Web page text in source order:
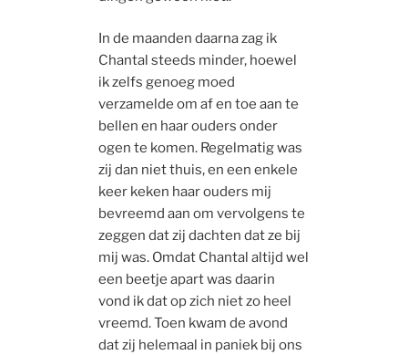
In de maanden daarna zag ik
Chantal steeds minder, hoewel
ik zelfs genoeg moed
verzamelde om af en toe aan te
bellen en haar ouders onder
ogen te komen. Regelmatig was
zij dan niet thuis, en een enkele
keer keken haar ouders mij
bevreemd aan om vervolgens te
zeggen dat zij dachten dat ze bij
mij was. Omdat Chantal altijd wel
een beetje apart was daarin
vond ik dat op zich niet zo heel
vreemd. Toen kwam de avond
dat zij helemaal in paniek bij ons